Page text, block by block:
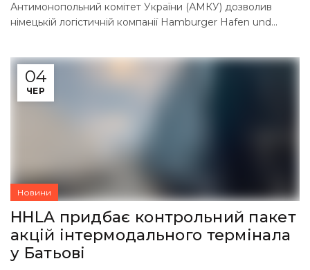
Антимонопольний комітет України (АМКУ) дозволив
німецькій логістичній компанії Hamburger Hafen und...
04
ЧЕР
Новини
HHLA придбає контрольний пакет
акцій інтермодального термінала
у Батьові